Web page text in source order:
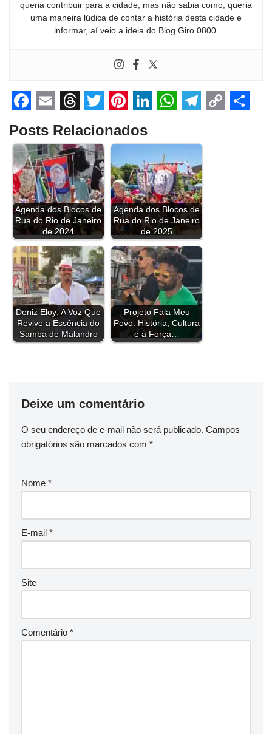
queria contribuir para a cidade, mas não sabia como, queria
uma maneira lúdica de contar a história desta cidade e
informar, aí veio a ideia do Blog Giro 0800.
F
a
c
e
b
o
o
k
E
m
a
i
l
T
h
r
e
a
d
s
T
w
i
t
t
e
r
i
n
t
e
r
e
s
t
i
n
k
e
d
I
n
h
a
t
s
A
p
p
e
l
e
g
r
a
m
Posts Relacionados
Agenda dos Blocos de
Rua do Rio de Janeiro
de 2024
Agenda dos Blocos de
Rua do Rio de Janeiro
de 2025
Deniz Eloy: A Voz Que
Revive a Essência do
Samba de Malandro
Projeto Fala Meu
Povo: História, Cultura
e a Força…
Deixe um comentário
O seu endereço de e-mail não será publicado. Campos
obrigatórios são marcados com *
Nome *
E-mail *
Site
Comentário *